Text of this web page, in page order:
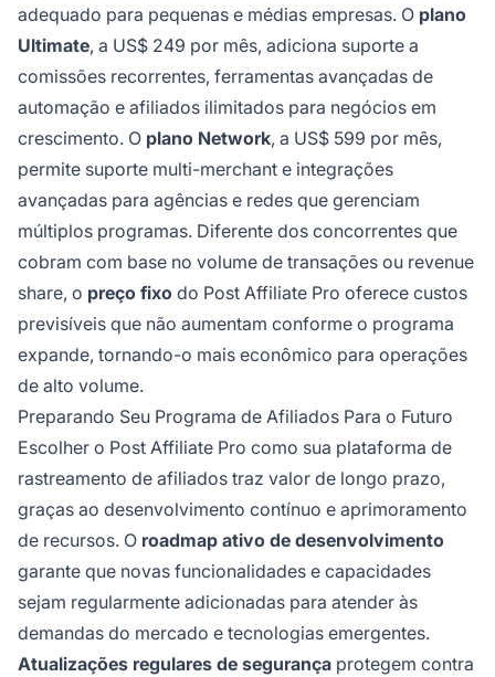
adequado para pequenas e médias empresas. O plano
Ultimate, a US$ 249 por mês, adiciona suporte a
comissões recorrentes, ferramentas avançadas de
automação e afiliados ilimitados para negócios em
crescimento. O plano Network, a US$ 599 por mês,
permite suporte multi-merchant e integrações
avançadas para agências e redes que gerenciam
múltiplos programas. Diferente dos concorrentes que
cobram com base no volume de transações ou revenue
share, o preço fixo do Post Affiliate Pro oferece custos
previsíveis que não aumentam conforme o programa
expande, tornando-o mais econômico para operações
de alto volume.
Preparando Seu Programa de Afiliados Para o Futuro
Escolher o Post Affiliate Pro como sua plataforma de
rastreamento de afiliados traz valor de longo prazo,
graças ao desenvolvimento contínuo e aprimoramento
de recursos. O roadmap ativo de desenvolvimento
garante que novas funcionalidades e capacidades
sejam regularmente adicionadas para atender às
demandas do mercado e tecnologias emergentes.
Atualizações regulares de segurança protegem contra